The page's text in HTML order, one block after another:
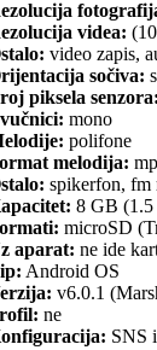
videa:
video zapis,
sočiva:
piksela senzora:
mono
polifone
melodija:
spikerfon, fm
8 GB
microSD
aparat: ne ide
Android OS
v6.0.1
ne
SNS